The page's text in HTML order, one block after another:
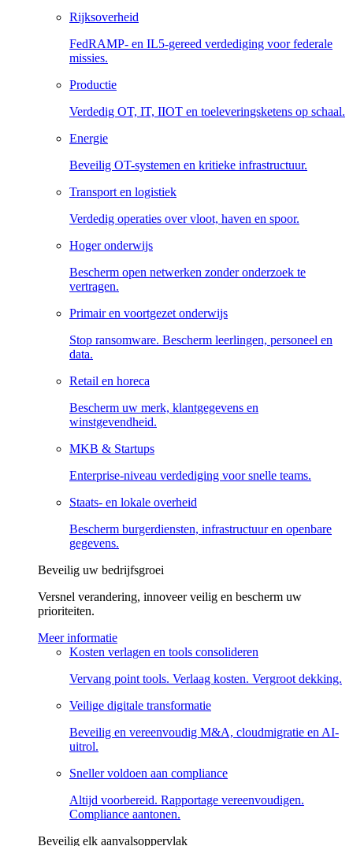
Rijksoverheid
FedRAMP- en IL5-gereed verdediging voor federale
missies.
Productie
Verdedig OT, IT, IIOT en toeleveringsketens op schaal.
Energie
Beveilig OT-systemen en kritieke infrastructuur.
Transport en logistiek
Verdedig operaties over vloot, haven en spoor.
Hoger onderwijs
Bescherm open netwerken zonder onderzoek te
vertragen.
Primair en voortgezet onderwijs
Stop ransomware. Bescherm leerlingen, personeel en
data.
Retail en horeca
Bescherm uw merk, klantgegevens en
winstgevendheid.
MKB & Startups
Enterprise-niveau verdediging voor snelle teams.
Staats- en lokale overheid
Bescherm burgerdiensten, infrastructuur en openbare
gegevens.
Beveilig uw bedrijfs­groei
Versnel verandering, innoveer veilig en bescherm uw
prioriteiten.
Meer informatie
Kosten verlagen en tools consolideren
Vervang point tools. Verlaag kosten. Vergroot dekking.
Veilige digitale transformatie
Beveilig en vereenvoudig M&A, cloudmigratie en AI-
uitrol.
Sneller voldoen aan compliance
Altijd voorbereid. Rapportage vereenvoudigen.
Compliance aantonen.
Beveilig elk aanvalsoppervlak